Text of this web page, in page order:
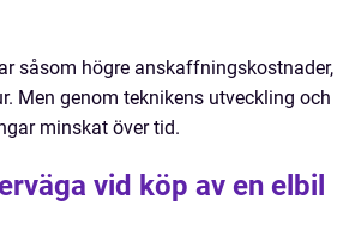
såsom högre anskaffningskostnader,
Men genom teknikens utveckling och
minskat över tid.
vid köp av en elbil